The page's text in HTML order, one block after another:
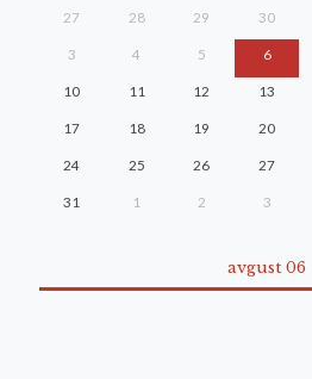
27 28 29 30
3 4 5 6
10 11 12 13
17 18 19 20
24 25 26 27
31 1 2 3
avgust 06